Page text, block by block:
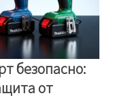
безопасно:
от